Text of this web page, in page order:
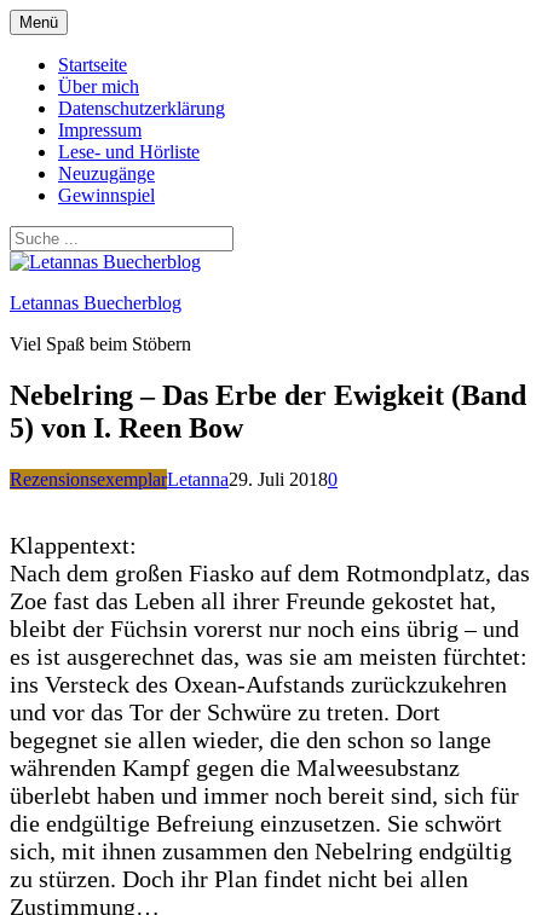
Zum
Inhalt
springen
Menü
Startseite
Über mich
Datenschutzerklärung
Impressum
Lese- und Hörliste
Neuzugänge
Gewinnspiel
Letannas Buecherblog
Viel Spaß beim Stöbern
Nebelring – Das Erbe der Ewigkeit (Band
5) von I. Reen Bow
RezensionsexemplarLetanna29. Juli 20180
Klappentext:
Nach dem großen Fiasko auf dem Rotmondplatz, das
Zoe fast das Leben all ihrer Freunde gekostet hat,
bleibt der Füchsin vorerst nur noch eins übrig – und
es ist ausgerechnet das, was sie am meisten fürchtet:
ins Versteck des Oxean-Aufstands zurückzukehren
und vor das Tor der Schwüre zu treten. Dort
begegnet sie allen wieder, die den schon so lange
währenden Kampf gegen die Malweesubstanz
überlebt haben und immer noch bereit sind, sich für
die endgültige Befreiung einzusetzen. Sie schwört
sich, mit ihnen zusammen den Nebelring endgültig
zu stürzen. Doch ihr Plan findet nicht bei allen
Zustimmung…